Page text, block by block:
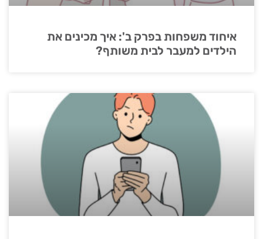
איחוד משפחות בפרק ב': איך מכינים את
הילדים למעבר לבית משותף?